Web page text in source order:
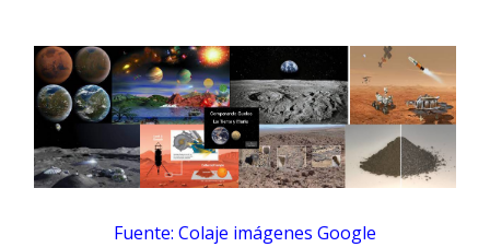
Fuente: Colaje imágenes Google